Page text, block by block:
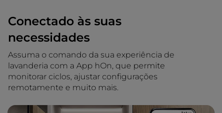
Conectado às suas
necessidades
Assuma o comando da sua experiência de
lavanderia com a App hOn, que permite
monitorar ciclos, ajustar configurações
remotamente e muito mais.